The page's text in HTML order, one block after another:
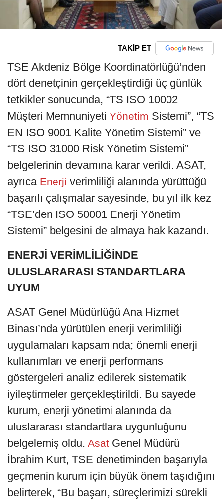
TAKİP ET
TSE Akdeniz Bölge Koordinatörlüğü’nden
dört denetçinin gerçekleştirdiği üç günlük
tetkikler sonucunda, “TS ISO 10002
Müşteri Memnuniyeti Yönetim Sistemi”, “TS
EN ISO 9001 Kalite Yönetim Sistemi” ve
“TS ISO 31000 Risk Yönetim Sistemi”
belgelerinin devamına karar verildi. ASAT,
ayrıca Enerji verimliliği alanında yürüttüğü
başarılı çalışmalar sayesinde, bu yıl ilk kez
“TSE’den ISO 50001 Enerji Yönetim
Sistemi” belgesini de almaya hak kazandı.
ENERJİ VERİMLİLİĞİNDE
ULUSLARARASI STANDARTLARA
UYUM
ASAT Genel Müdürlüğü Ana Hizmet
Binası’nda yürütülen enerji verimliliği
uygulamaları kapsamında; önemli enerji
kullanımları ve enerji performans
göstergeleri analiz edilerek sistematik
iyileştirmeler gerçekleştirildi. Bu sayede
kurum, enerji yönetimi alanında da
uluslararası standartlara uygunluğunu
belgelemiş oldu. Asat Genel Müdürü
İbrahim Kurt, TSE denetiminden başarıyla
geçmenin kurum için büyük önem taşıdığını
belirterek, “Bu başarı, süreçlerimizi sürekli